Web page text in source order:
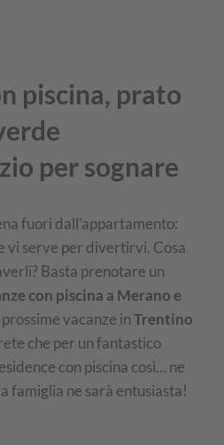
piscina, prato
per sognare
fuori dall’appartamento:
vi serve per divertirvi. Cosa
Basta prenotare un
con piscina a Merano e
vacanze inTrentino
che per un fantastico
con piscina così… ne
famiglia ne sarà entusiasta!